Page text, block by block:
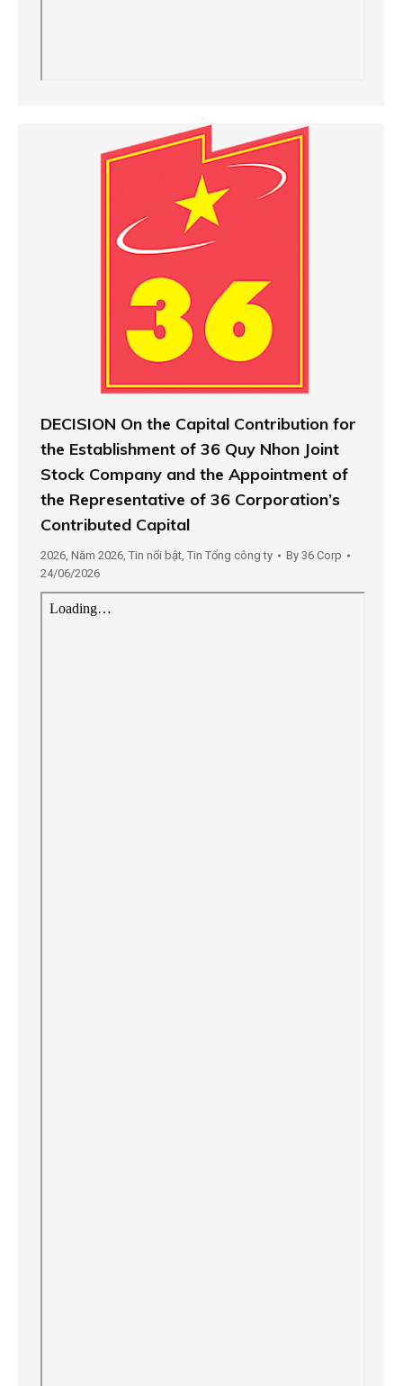
DECISION On the Capital Contribution for
the Establishment of 36 Quy Nhon Joint
Stock Company and the Appointment of
the Representative of 36 Corporation’s
Contributed Capital
2026 Năm 2026 Tin nổi bật Tin Tổng công ty By 36 Corp
24/06/2026